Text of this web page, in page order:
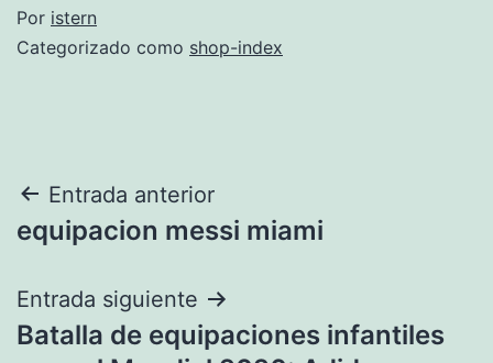
Por istern
Categorizado como shop-index
Navegación
de
entradas
Entrada anterior
equipacion messi miami
Entrada siguiente
Batalla de equipaciones infantiles